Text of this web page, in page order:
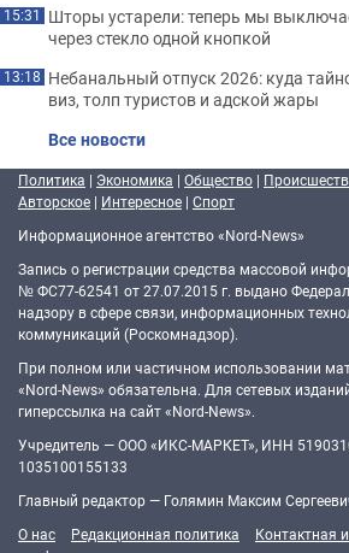
15:31 Шторы устарели: теперь мы
через стекло одной кнопкой
13:18 Небанальный отпуск 2026: куда
виз, толп туристов и адской жары
Все новости
Политика | Экономика | Общество |
Авторское | Интересное | Спорт
Информационное агентство «Nord-News»
Запись о регистрации средства массовой
№ ФС77-62541 от 27.07.2015 г. выдано
надзору в сфере связи, информационных
коммуникаций (Роскомнадзор).
При полном или частичном использовании
«Nord-News» обязательна. Для сетевых
гиперссылка на сайт «Nord-News».
Учредитель — ООО «ИКС-МАРКЕТ», ИНН
1035100155133
Главный редактор — Голямин Максим
О нас
Редакционная политика Контактная